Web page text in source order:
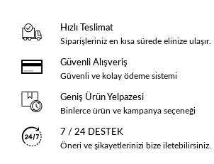
Hızlı Teslimat
Siparişleriniz en kısa sürede elinize ulaşır.
Güvenli Alışveriş
Güvenli ve kolay ödeme sistemi
Geniş Ürün Yelpazesi
Binlerce ürün ve kampanya seçeneği
7 / 24 DESTEK
Öneri ve şikayetlerinizi bize iletebilirsiniz.